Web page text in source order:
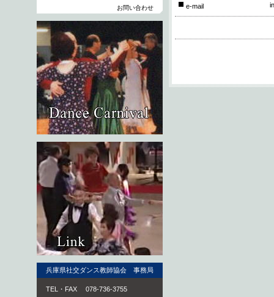
e-mail
お問い合わせ
兵庫県社交ダンス教師協会 事務局
TEL・FAX 078-736-3755